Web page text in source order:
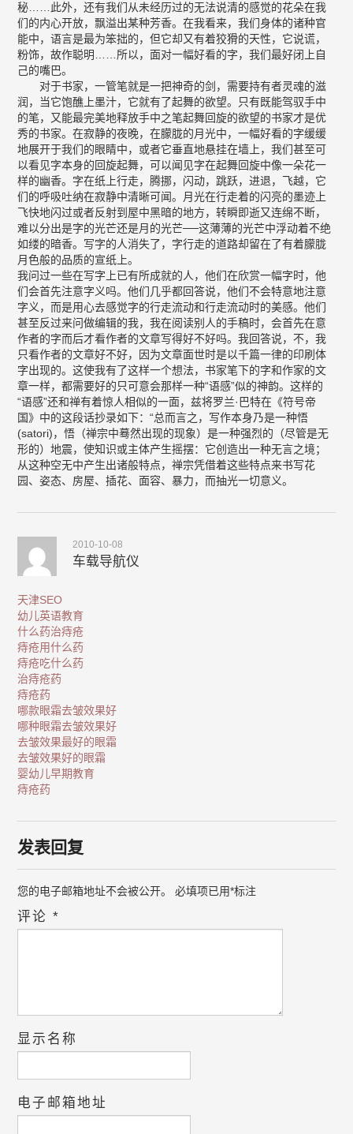
秘……此外，还有我们从未经历过的无法说清的感觉的花朵在我
们的内心开放，飘溢出某种芳香。在我看来，我们身体的诸种官
能中，语言是最为笨拙的，但它却又有着狡猾的天性，它说谎，
粉饰，故作聪明……所以，面对一幅好看的字，我们最好闭上自
己的嘴巴。
对于书家，一管笔就是一把神奇的剑，需要持有者灵魂的滋
润，当它饱醮上墨汁，它就有了起舞的欲望。只有既能驾驭手中
的笔，又能最完美地释放手中之笔起舞回旋的欲望的书家才是优
秀的书家。在寂静的夜晚，在朦胧的月光中，一幅好看的字缓缓
地展开于我们的眼睛中，或者它垂直地悬挂在墙上，我们甚至可
以看见字本身的回旋起舞，可以闻见字在起舞回旋中像一朵花一
样的幽香。字在纸上行走，腾挪，闪动，跳跃，进退，飞越，它
们的呼吸吐纳在寂静中清晰可闻。月光在行走着的闪亮的墨迹上
飞快地闪过或者反射到屋中黑暗的地方，转瞬即逝又连绵不断，
难以分出是字的光芒还是月的光芒──这薄薄的光芒中浮动着不绝
如缕的暗香。写字的人消失了，字行走的道路却留在了有着朦胧
月色般的品质的宣纸上。
我问过一些在写字上已有所成就的人，他们在欣赏一幅字时，他
们会首先注意字义吗。他们几乎都回答说，他们不会特意地注意
字义，而是用心去感觉字的行走流动和行走流动时的美感。他们
甚至反过来问做编辑的我，我在阅读别人的手稿时，会首先在意
作者的字而后才看作者的文章写得好不好吗。我回答说，不，我
只看作者的文章好不好，因为文章面世时是以千篇一律的印刷体
字出现的。这使我有了这样一个想法，书家笔下的字和作家的文
章一样，都需要好的只可意会那样一种“语感”似的神韵。这样的
“语感”还和禅有着惊人相似的一面，兹将罗兰·巴特在《符号帝
国》中的这段话抄录如下：“总而言之，写作本身乃是一种悟
(satori)，悟（禅宗中蓦然出现的现象）是一种强烈的（尽管是无
形的）地震，使知识或主体产生摇摆：它创造出一种无言之境；
从这种空无中产生出诸般特点，禅宗凭借着这些特点来书写花
园、姿态、房屋、插花、面容、暴力，而抽光一切意义。
2010-10-08
车载导航仪
天津SEO
幼儿英语教育
什么药治痔疮
痔疮用什么药
痔疮吃什么药
治痔疮药
痔疮药
哪款眼霜去皱效果好
哪种眼霜去皱效果好
去皱效果最好的眼霜
去皱效果好的眼霜
婴幼儿早期教育
痔疮药
发表回复
您的电子邮箱地址不会被公开。 必填项已用*标注
评论*
显示名称
电子邮箱地址